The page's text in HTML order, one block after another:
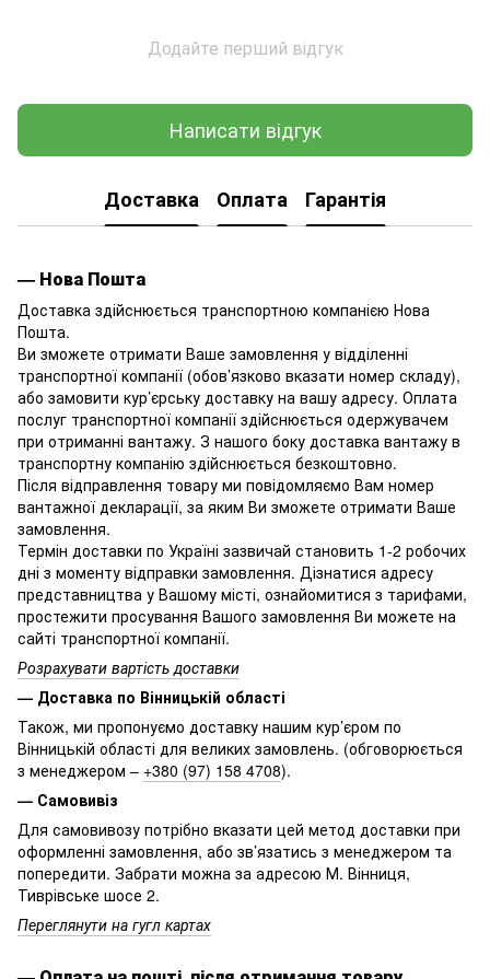
Додайте перший відгук
Написати відгук
Доставка Оплата Гарантія
— Нова Пошта
Доставка здійснюється транспортною компанією Нова
Пошта.
Ви зможете отримати Ваше замовлення у відділенні
транспортної компанії (обов’язково вказати номер складу),
або замовити кур’єрську доставку на вашу адресу. Оплата
послуг транспортної компанії здійснюється одержувачем
при отриманні вантажу. З нашого боку доставка вантажу в
транспортну компанію здійснюється безкоштовно.
Після відправлення товару ми повідомляємо Вам номер
вантажної декларації, за яким Ви зможете отримати Ваше
замовлення.
Термін доставки по Україні зазвичай становить 1-2 робочих
дні з моменту відправки замовлення. Дізнатися адресу
представництва у Вашому місті, ознайомитися з тарифами,
простежити просування Вашого замовлення Ви можете на
сайті транспортної компанії.
Розрахувати вартість доставки
— Доставка по Вінницькій області
Також, ми пропонуємо доставку нашим кур’єром по
Вінницькій області для великих замовлень. (обговорюється
з менеджером – +380 (97) 158 4708).
— Самовивіз
Для самовивозу потрібно вказати цей метод доставки при
оформленні замовлення, або зв’язатись з менеджером та
попередити. Забрати можна за адресою М. Вінниця,
Тиврівське шосе 2.
Переглянути на гугл картах